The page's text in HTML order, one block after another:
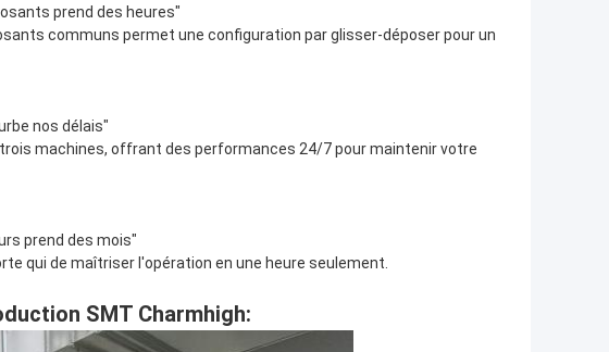
prend des heures"
communs permet une configuration par glisser-déposer pour un
nos délais"
machines, offrant des performances 24/7 pour maintenir votre
prend des mois"
qui de maîtriser l'opération en une heure seulement.
SMT Charmhigh: